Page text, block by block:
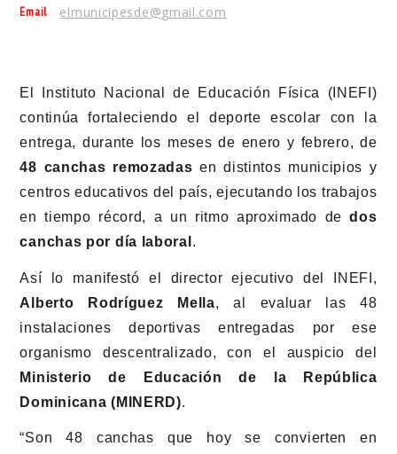
Email elmunicipesde@gmail.com
El Instituto Nacional de Educación Física (INEFI)
continúa fortaleciendo el deporte escolar con la
entrega, durante los meses de enero y febrero, de
48 canchas remozadas en distintos municipios y
centros educativos del país, ejecutando los trabajos
en tiempo récord, a un ritmo aproximado dedos
canchas por día laboral .
Así lo manifestó el director ejecutivo del INEFI,
Alberto Rodríguez Mella, al evaluar las 48
instalaciones deportivas entregadas por ese
organismo descentralizado, con el auspicio del
Ministerio de Educación de la República
Dominicana (MINERD).
“Son 48 canchas que hoy se convierten en